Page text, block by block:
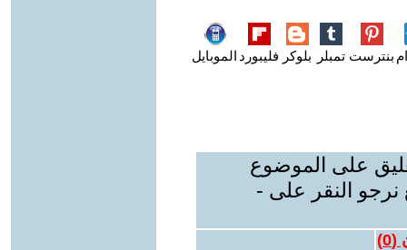
بنترست تمبلر بلوكر فليبورد الموبايل
على الموضوع
نرجو النقر على -
(
0
)